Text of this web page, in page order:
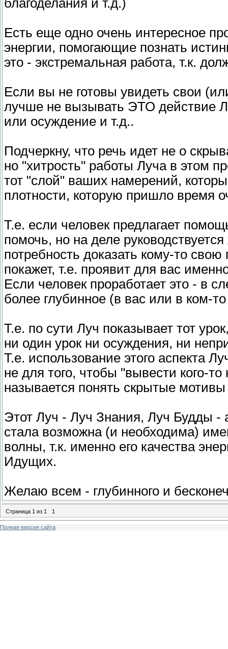
благоделания и т.д.)
Есть еще одно очень интересное
энергии, помогающие познать
это - экстремальная работа, т.к.
Если вы не готовы увидеть свои
лучше не вызывать ЭТО действие
или осуждение и т.д..
Подчеркну, что речь идет не о
но "хитрость" работы Луча в этом
тот "слой" ваших намерений,
плотности, которую пришло время
Т.е. если человек предлагает
помочь, но на деле
потребность доказать кому-то
покажет, т.е. проявит для вас
Если человек проработает это - в
более глубинное (в вас или в ком-
Т.е. по сути Луч показывает тот
ни один урок ни осуждения, ни
Т.е. использование этого аспекта
не для того, чтобы "вывести кого-
называется понять скрытые мотивы
Этот Луч - Луч Знания, Луч Будды -
стала возможна (и необходима)
волны, т.к. именно его качества
Идущих.
Желаю всем - глубинного и
Страница 1 из 1 1
Полная версия сайта